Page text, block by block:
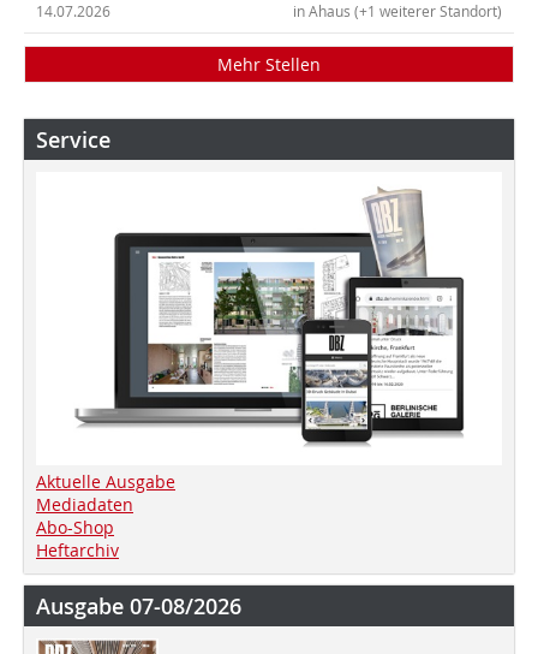
in Ahaus (+1 weiterer Standort)
14.07.2026
Mehr Stellen
Service
Aktuelle Ausgabe
Mediadaten
Abo-Shop
Heftarchiv
Ausgabe 07-08/2026